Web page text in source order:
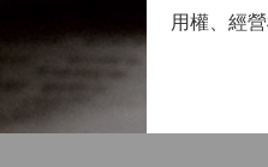
用權、經